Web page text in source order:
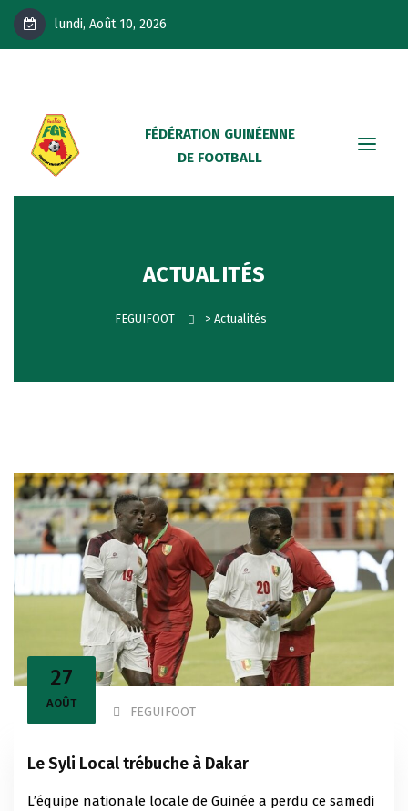
lundi, Août 10, 2026
FÉDÉRATION GUINÉENNE
DE FOOTBALL
ACTUALITÉS
FEGUIFOOT > Actualités
27
AOÛT
FEGUIFOOT
Le Syli Local trébuche à Dakar
L’équipe nationale locale de Guinée a perdu ce samedi